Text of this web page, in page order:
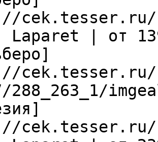
| от
cek.tesser.ru/
288_263_1/